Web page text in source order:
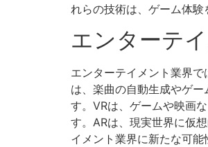
れらの技術は、ゲーム体
エンターテ
エンターテイメント業界
は、楽曲の自動生成やゲ
す。VRは、ゲームや映画
す。ARは、現実世界に仮
イメント業界に新たな可